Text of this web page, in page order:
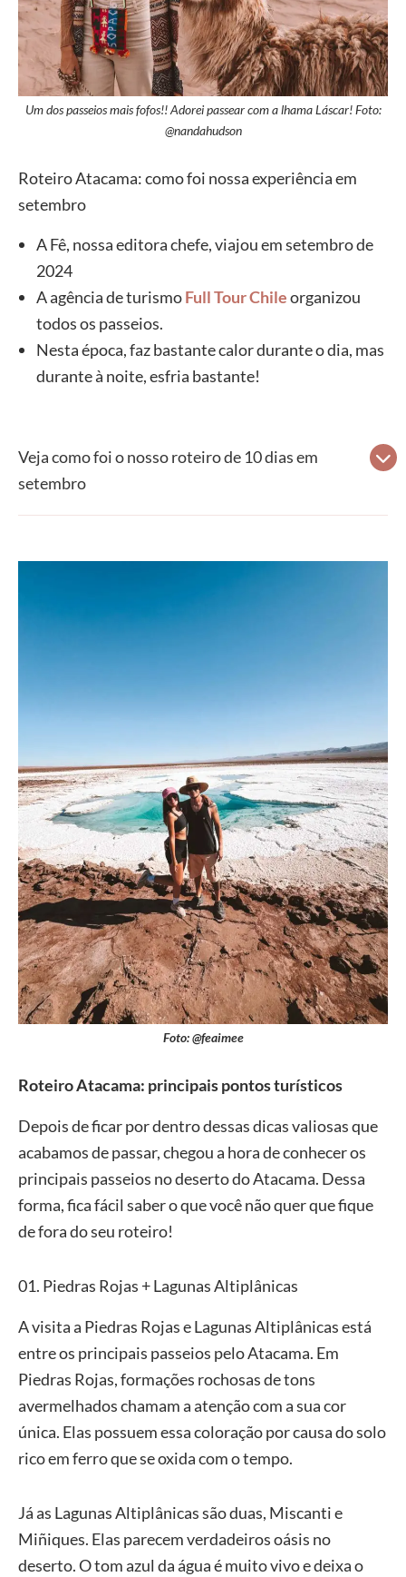
Um dos passeios mais fofos!! Adorei passear com a lhama Láscar! Foto:
@nandahudson
Roteiro Atacama: como foi nossa experiência em
setembro
A Fê, nossa editora chefe, viajou em setembro de
2024
A agência de turismoFull Tour Chileorganizou
todos os passeios.
Nesta época, faz bastante calor durante o dia, mas
durante à noite, esfria bastante!
Veja como foi o nosso roteiro de 10 dias em
setembro
Foto: @feaimee
Roteiro Atacama: principais pontos turísticos
Depois de ficar por dentro dessas dicas valiosas que
acabamos de passar, chegou a hora de conhecer os
principais passeios no deserto do Atacama. Dessa
forma, fica fácil saber o que você não quer que fique
de fora do seu roteiro!
01. Piedras Rojas + Lagunas Altiplânicas
A visita a Piedras Rojas e Lagunas Altiplânicas está
entre os principais passeios pelo Atacama. Em
Piedras Rojas, formações rochosas de tons
avermelhados chamam a atenção com a sua cor
única. Elas possuem essa coloração por causa do solo
rico em ferro que se oxida com o tempo.
Já as Lagunas Altiplânicas são duas, Miscanti e
Miñiques. Elas parecem verdadeiros oásis no
deserto. O tom azul da água é muito vivo e deixa o